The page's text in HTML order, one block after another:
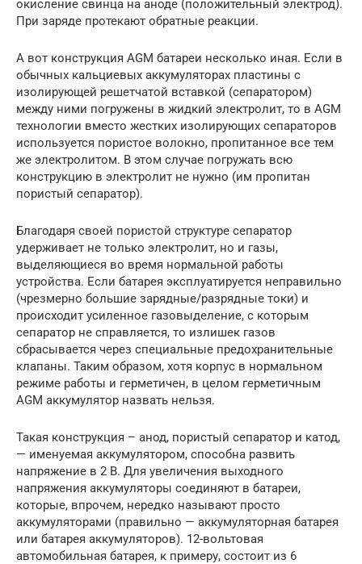
окисление свинца на аноде (положительный электрод).
При заряде протекают обратные реакции.
А вот конструкция AGM батареи несколько иная. Если в
обычных кальциевых аккумуляторах пластины с
изолирующей решетчатой вставкой (сепаратором)
между ними погружены в жидкий электролит, то в AGM
технологии вместо жестких изолирующих сепараторов
используется пористое волокно, пропитанное все тем
же электролитом. В этом случае погружать всю
конструкцию в электролит не нужно (им пропитан
пористый сепаратор).
Благодаря своей пористой структуре сепаратор
удерживает не только электролит, но и газы,
выделяющиеся во время нормальной работы
устройства. Если батарея эксплуатируется неправильно
(чрезмерно большие зарядные/разрядные токи) и
происходит усиленное газовыделение, с которым
сепаратор не справляется, то излишек газов
сбрасывается через специальные предохранительные
клапаны. Таким образом, хотя корпус в нормальном
режиме работы и герметичен, в целом герметичным
AGM аккумулятор назвать нельзя.
Такая конструкция – анод, пористый сепаратор и катод,
— именуемая аккумулятором, способна развить
напряжение в 2 В. Для увеличения выходного
напряжения аккумуляторы соединяют в батареи,
которые, впрочем, нередко называют просто
аккумуляторами (правильно — аккумуляторная батарея
или батарея аккумуляторов). 12-вольтовая
автомобильная батарея, к примеру, состоит из 6